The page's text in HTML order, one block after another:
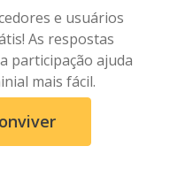
e usuários
As respostas
participação ajuda
mais fácil.